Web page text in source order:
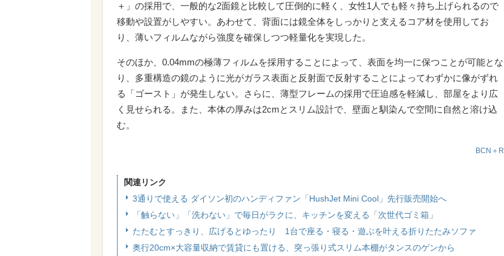
＋」の採用で、一般的な2面鏡と比較して圧倒的に軽く、女性1人でも軽々持ち上げられるので
移動や設置がしやすい。あわせて、背面には鏡全体をしっかりと支えるコア材を使用してお
り、薄いフィルムながら強度を確保しつつ軽量化を実現した。
そのほか、0.04mmの極薄フィルムを採用することによって、表面を均一に保つことが可能とな
り、多重構造の鏡のように光がガラス表面と反射面で反射することによってわずかに像がずれ
る「ゴースト」が発生しない。さらに、薄型フレームの採用で圧迫感を軽減し、部屋をより広
く見せられる。また、本体の厚みは2cmとスリム設計で、壁面と馴染んで空間に自然と溶け込
む。
BCN＋R
関連リンク
3通りで使える ダイソン初のハンディファン「HushJet Mini Cool」先行販売開始へ
「触らない」「洗わない」で毎日がラクに、キッチンを変える「次世代ゴミ箱」
たたむとすっきり、広げるとゆったり 1台で座る・寝る・遊ぶを叶える折りたたみソファ
奥行20cm×大容量収納で賃貸にも置ける、突っ張り式スリム本棚がタンスのゲンから